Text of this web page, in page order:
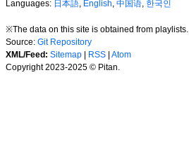
Languages: 日本語, English, 中国语, 한국인
※The data on this site is obtained from playlists.
Source: Git Repository
XML/Feed: Sitemap RSS Atom
Copyright 2023-2025 © Pitan.